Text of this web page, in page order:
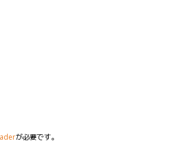
が必要です。